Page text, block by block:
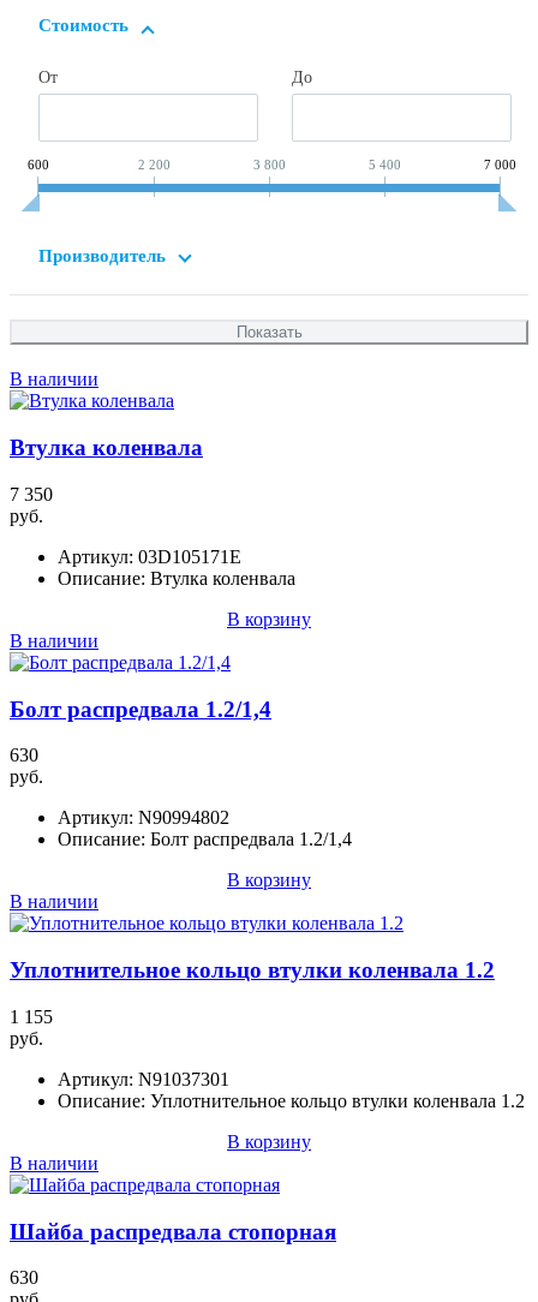
Стоимость
От До
600 2 200 3 800 5 400 7 000
Производитель
В наличии
Втулка коленвала
7 350
руб.
Артикул: 03D105171E
Описание: Втулка коленвала
В корзину
В наличии
Болт распредвала 1.2/1,4
630
руб.
Артикул: N90994802
Описание: Болт распредвала 1.2/1,4
В корзину
В наличии
Уплотнительное кольцо втулки коленвала 1.2
1 155
руб.
Артикул: N91037301
Описание: Уплотнительное кольцо втулки коленвала 1.2
В корзину
В наличии
Шайба распредвала стопорная
630